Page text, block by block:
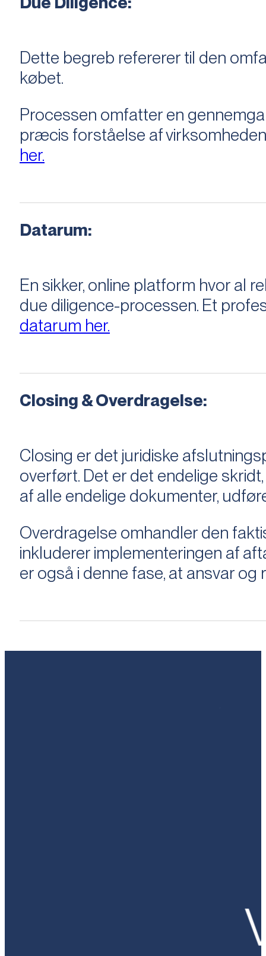
Dette begreb refererer til den
købet.
Processen omfatter en
præcis forståelse af
her.
Datarum:
En sikker, online platform hvor al
due diligence-processen. Et
datarum her.
Closing & Overdragelse:
Closing er det juridiske
overført. Det er det endelige
af alle endelige dokumenter,
Overdragelse omhandler den
inkluderer implementeringen af
er også i denne fase, at ansvar